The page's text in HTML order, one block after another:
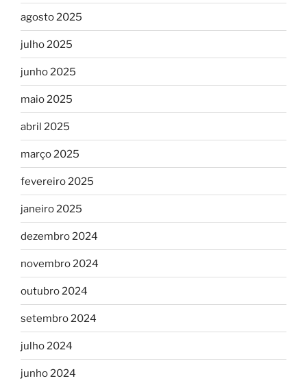
agosto 2025
julho 2025
junho 2025
maio 2025
abril 2025
março 2025
fevereiro 2025
janeiro 2025
dezembro 2024
novembro 2024
outubro 2024
setembro 2024
julho 2024
junho 2024